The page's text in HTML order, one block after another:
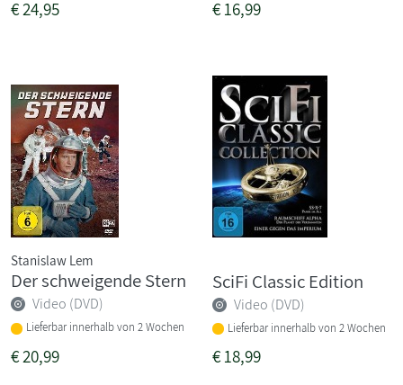
€24,95 €16,99
Stanislaw Lem
Der schweigende Stern
Video (DVD)
Lieferbar innerhalb von 2 Wochen
€20,99
SciFi Classic Edition
Video (DVD)
Lieferbar innerhalb von 2 Wochen
€18,99